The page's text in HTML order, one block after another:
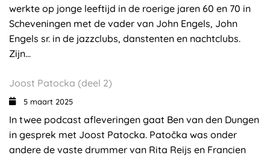
werkte op jonge leeftijd in de roerige jaren 60 en 70 in
Scheveningen met de vader van John Engels, John
Engels sr. in de jazzclubs, danstenten en nachtclubs.
Zijn...
Joost Patocka (deel 2)
5 maart 2025
In twee podcast afleveringen gaat Ben van den Dungen
in gesprek met Joost Patocka. Patočka was onder
andere de vaste drummer van Rita Reijs en Francien